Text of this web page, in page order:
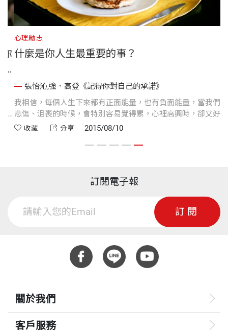
心理勵志
什麼是你人生最重要的事？
張怡沁,強．高登《記得你對自己的承諾》
我相信，每個人生下來都有正面能量，也有負面能量，當我們
悲傷、沮喪的時候，會特別容易覺得累，心裡高興時，卻又好
像怎麼樣都不會累，這就是正面思考的力量。
收藏 分享 2015/08/10
訂閱電子報
訂閱
關於我們
客戶服務